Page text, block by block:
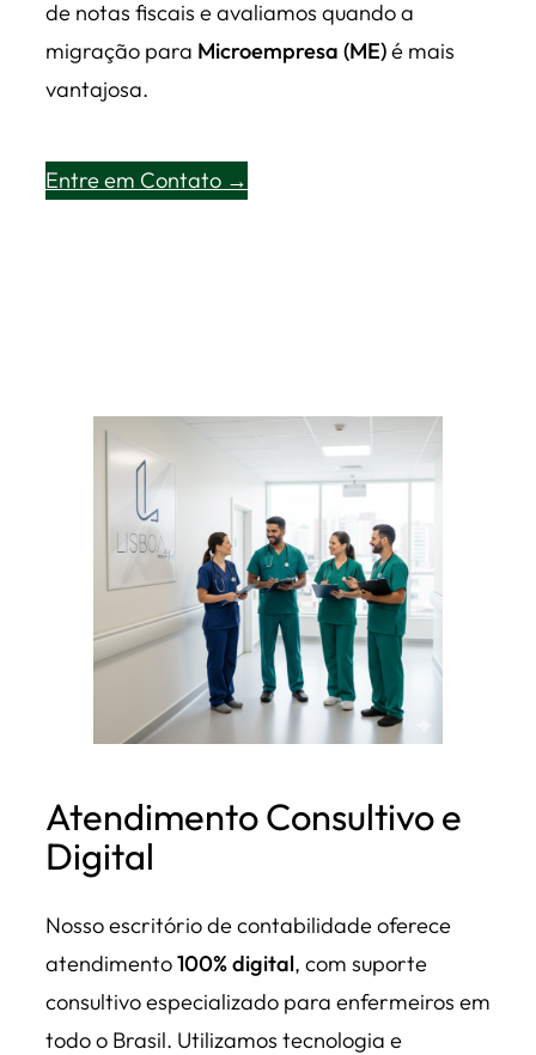
de notas fiscais e avaliamos quando a
migração para Microempresa (ME)é mais
vantajosa.
Entre em Contato →
Atendimento Consultivo e
Digital
Nosso escritório de contabilidade oferece
atendimento100% digital, com suporte
consultivo especializado para enfermeiros em
todo o Brasil. Utilizamos tecnologia e